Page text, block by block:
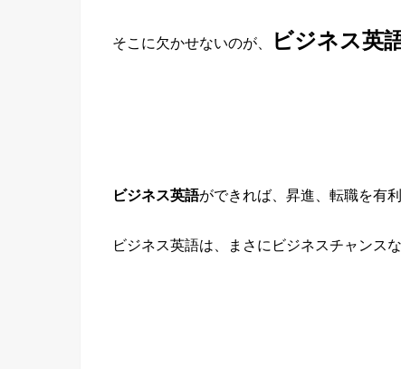
そこに欠かせないのが、 ビジネス英
ビジネス英語ができれば、昇進、転職を有
ビジネス英語は、まさにビジネスチャンス